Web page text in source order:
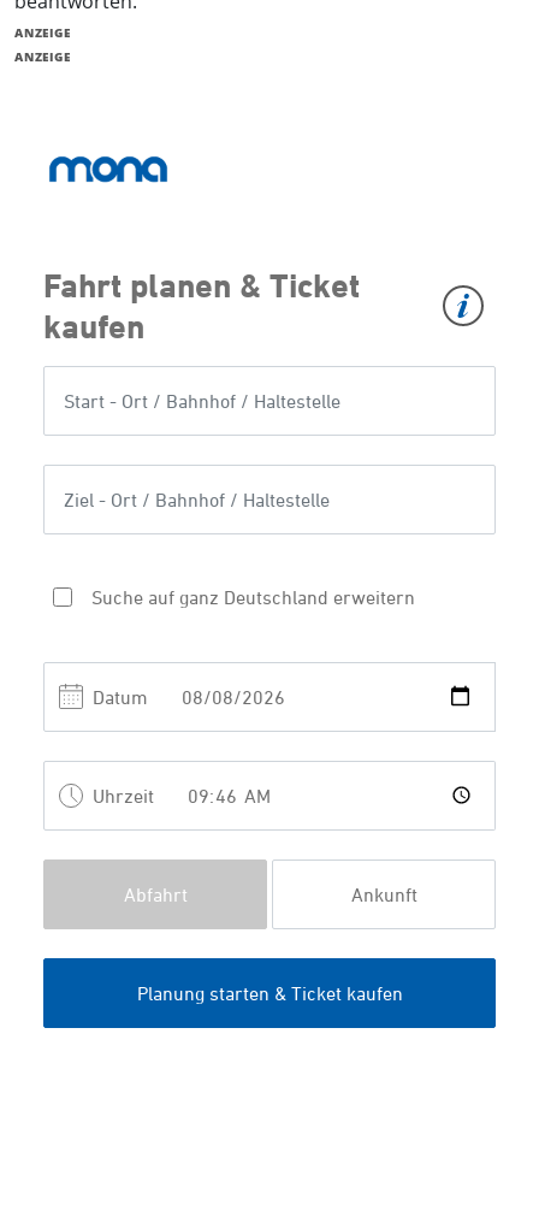
ANZEIGE
ANZEIGE